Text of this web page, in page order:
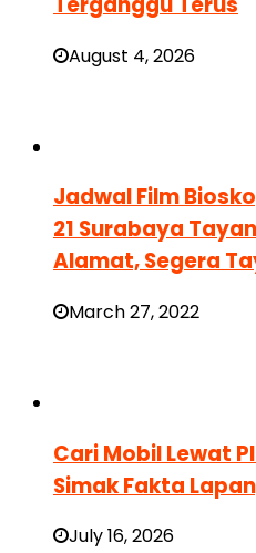
August 4, 2026
Jadwal Film
21 Surabaya
Alamat, Segera
March 27, 2022
Cari Mobil Lewat
Simak Fakta
July 16, 2026